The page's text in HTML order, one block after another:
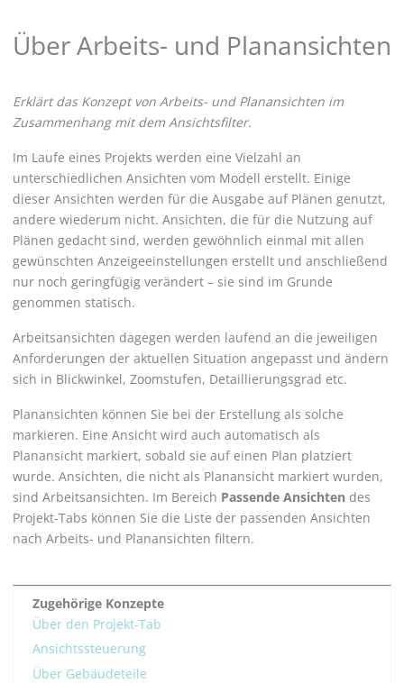
Über Arbeits- und Planansichten
Erklärt das Konzept von Arbeits- und Planansichten im
Zusammenhang mit dem Ansichtsfilter.
Im Laufe eines Projekts werden eine Vielzahl an
unterschiedlichen Ansichten vom Modell erstellt. Einige
dieser Ansichten werden für die Ausgabe auf Plänen genutzt,
andere wiederum nicht. Ansichten, die für die Nutzung auf
Plänen gedacht sind, werden gewöhnlich einmal mit allen
gewünschten Anzeigeeinstellungen erstellt und anschließend
nur noch geringfügig verändert – sie sind im Grunde
genommen statisch.
Arbeitsansichten dagegen werden laufend an die jeweiligen
Anforderungen der aktuellen Situation angepasst und ändern
sich in Blickwinkel, Zoomstufen, Detaillierungsgrad etc.
Planansichten können Sie bei der Erstellung als solche
markieren. Eine Ansicht wird auch automatisch als
Planansicht markiert, sobald sie auf einen Plan platziert
wurde. Ansichten, die nicht als Planansicht markiert wurden,
sind Arbeitsansichten. Im Bereich Passende Ansichten des
Projekt-Tabs können Sie die Liste der passenden Ansichten
nach Arbeits- und Planansichten filtern.
Zugehörige Konzepte
Über den Projekt-Tab
Ansichtssteuerung
Über Gebäudeteile